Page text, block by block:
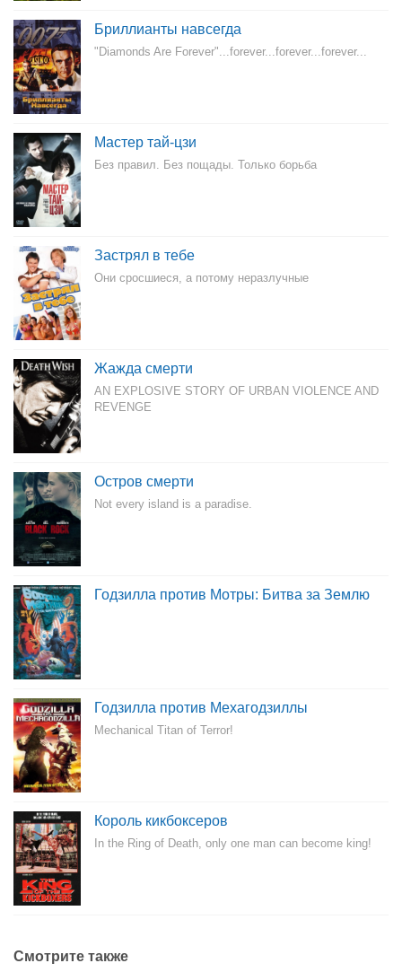
Бриллианты навсегда
"Diamonds Are Forever"...forever...forever...forever...
Мастер тай-цзи
Без правил. Без пощады. Только борьба
Застрял в тебе
Они сросшиеся, а потому неразлучные
Жажда смерти
AN EXPLOSIVE STORY OF URBAN VIOLENCE AND
REVENGE
Остров смерти
Not every island is a paradise.
Годзилла против Мотры: Битва за Землю
Годзилла против Мехагодзиллы
Mechanical Titan of Terror!
Король кикбоксеров
In the Ring of Death, only one man can become king!
Смотрите также